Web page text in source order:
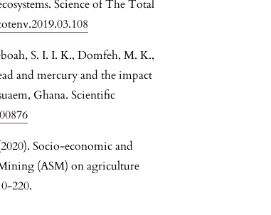
Science of The Total
S. I. I. K., Domfeh, M. K.,
and mercury and the impact
Ghana. Scientific
Socio-economic and
(ASM) on agriculture
220.